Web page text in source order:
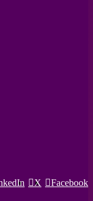
Facebook
X